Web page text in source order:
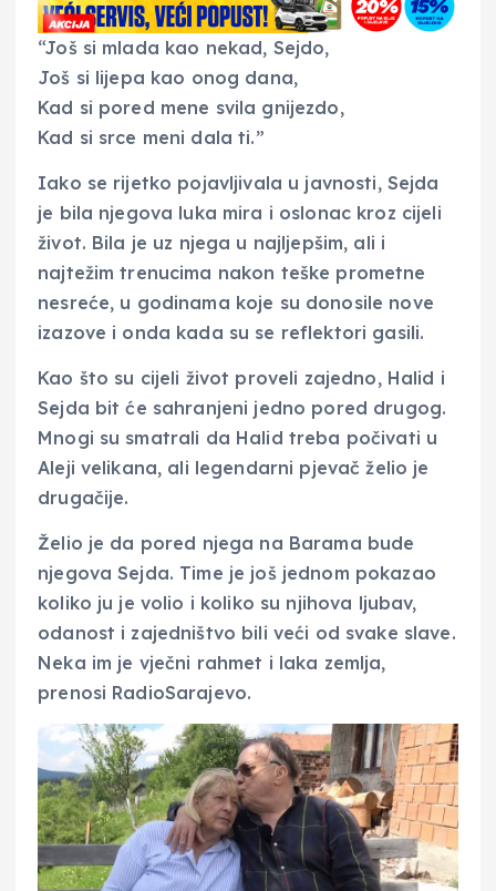
“Još si mlada kao nekad, Sejdo,
Još si lijepa kao onog dana,
Kad si pored mene svila gnijezdo,
Kad si srce meni dala ti.”
Iako se rijetko pojavljivala u javnosti, Sejda
je bila njegova luka mira i oslonac kroz cijeli
život. Bila je uz njega u najljepšim, ali i
najtežim trenucima nakon teške prometne
nesreće, u godinama koje su donosile nove
izazove i onda kada su se reflektori gasili.
Kao što su cijeli život proveli zajedno, Halid i
Sejda bit će sahranjeni jedno pored drugog.
Mnogi su smatrali da Halid treba počivati u
Aleji velikana, ali legendarni pjevač želio je
drugačije.
Želio je da pored njega na Barama bude
njegova Sejda. Time je još jednom pokazao
koliko ju je volio i koliko su njihova ljubav,
odanost i zajedništvo bili veći od svake slave.
Neka im je vječni rahmet i laka zemlja,
prenosi RadioSarajevo.